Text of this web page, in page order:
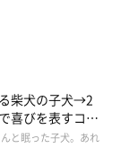
！
？
柴犬の子犬→2
喜びを表すコに
と眠った子犬。あれ